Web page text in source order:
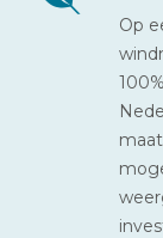
Op